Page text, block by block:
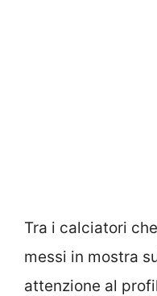
Tra i calciatori
messi in mostra
attenzione al